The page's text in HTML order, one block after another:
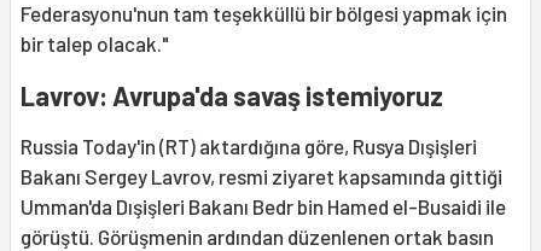
Federasyonu'nun tam teşekküllü bir bölgesi yapmak için
bir talep olacak."
Lavrov: Avrupa'da savaş istemiyoruz
Russia Today'in (RT) aktardığına göre, Rusya Dışişleri
Bakanı Sergey Lavrov, resmi ziyaret kapsamında gittiği
Umman'da Dışişleri Bakanı Bedr bin Hamed el-Busaidi ile
görüştü. Görüşmenin ardından düzenlenen ortak basın